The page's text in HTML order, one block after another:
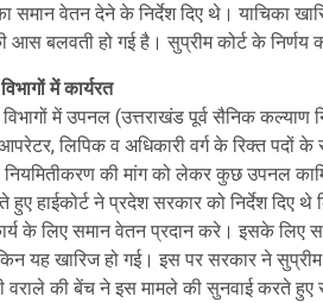
समान वेतन देने के निर्देश दिए थे। याचिका
आस बलवती हो गई है। सुप्रीम कोर्ट के निर्णय
में कार्यरत
में उपनल (उत्तराखंड पूर्व सैनिक कल्याण
लिपिक व अधिकारी वर्ग के रिक्त पदों
नियमितीकरण की मांग को लेकर कुछ उपनल
हाईकोर्ट ने प्रदेश सरकार को निर्देश दिए थे
के लिए समान वेतन प्रदान करे। इसके लिए
यह खारिज हो गई। इस पर सरकार ने सुप्रीम
वराले की बेंच ने इस मामले की सुनवाई करते हुए